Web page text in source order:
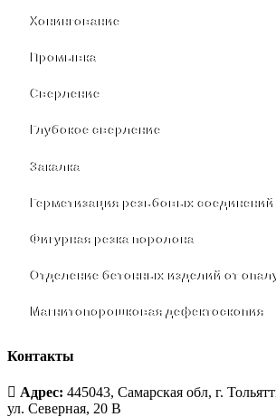
Хонингование
Промывка
Сверление
Глубокое сверление
Закалка
Герметизация резьбовых соединений
Фигурная резка поролона
Отделение бетонных изделий от
Магнитопорошковая дефектоскопия
Контакты
Адрес: 445043, Самарская обл, г.
ул. Северная, 20 В